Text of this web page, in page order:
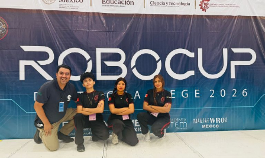
De esta última forma de contagio, detalló la importancia
de que una embarazada acuda a su control médico en la
UMF de adscripción donde le realizarán dos pruebas
rápidas (en el primer y tercer trimestre de gestación) a
fin de verificar si es portadora o no de VIH; en caso de
ser positiva inicia un protocolo especial que permitirá
disminuir el riesgo de contagio a su bebé.
Bajo ninguna situación, dijo, el tratamiento de un
paciente positivo debe suspenderse aún en pandemia es